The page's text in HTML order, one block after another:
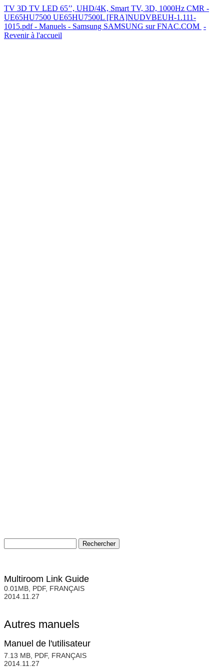
TV 3D TV LED 65’’, UHD/4K, Smart TV, 3D, 1000Hz CMR -
UE65HU7500 UE65HU7500L [FRA]NUDVBEUH-1.111-
1015.pdf - Manuels - Samsung SAMSUNG sur FNAC.COM -
Revenir à l'accueil
Multiroom Link Guide
0.01MB, PDF, FRANÇAIS
2014.11.27
Autres manuels
Manuel de l'utilisateur
7.13 MB, PDF, FRANÇAIS
2014.11.27